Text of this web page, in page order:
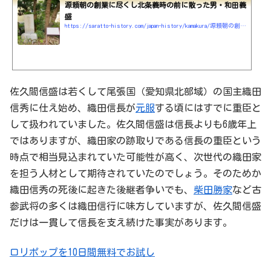
源頼朝の創業に尽くし北条義時の前に散った男・和田義
盛
https://saratto-history.com/japan-history/kamakura/源頼朝の創業に尽くし北条義時の前に散った男・
佐久間信盛は若くして尾張国（愛知県北部域）の国主織田
信秀に仕え始め、織田信長が元服する頃にはすでに重臣と
して扱われていました。佐久間信盛は信長よりも6歳年上
ではありますが、織田家の跡取りである信長の重臣という
時点で相当見込まれていた可能性が高く、次世代の織田家
を担う人材として期待されていたのでしょう。そのためか
織田信秀の死後に起きた後継者争いでも、 柴田勝家など古
参武将の多くは織田信行に味方していますが、佐久間信盛
だけは一貫して信長を支え続けた事実があります。
ロリポップを10日間無料でお試し